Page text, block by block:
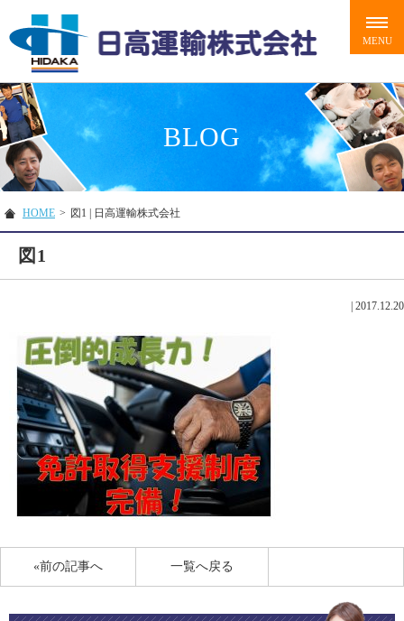
BLOG
HOME > 図1 | 日高運輸株式会社
図1
| 2017.12.20
«前の記事へ 一覧へ戻る